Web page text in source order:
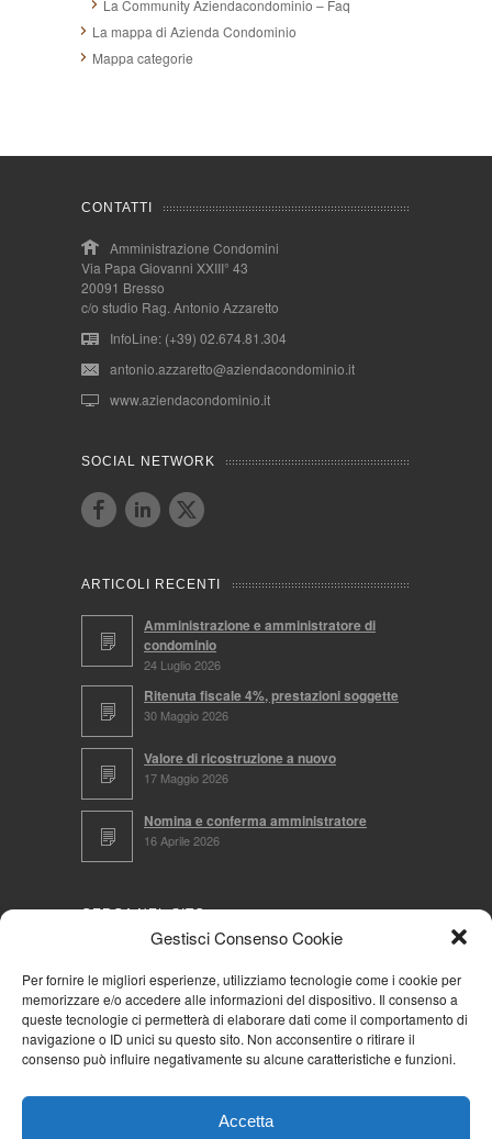
Gestisci Consenso Cookie
Per fornire le migliori esperienze, utilizziamo tecnologie come i cookie per
memorizzare e/o accedere alle informazioni del dispositivo. Il consenso a
queste tecnologie ci permetterà di elaborare dati come il comportamento di
navigazione o ID unici su questo sito. Non acconsentire o ritirare il
consenso può influire negativamente su alcune caratteristiche e funzioni.
Accetta
La Community Aziendacondominio – Faq
La mappa di Azienda Condominio
Mappa categorie
CONTATTI
Amministrazione Condomini
Via Papa Giovanni XXIII° 43
20091 Bresso
c/o studio Rag. Antonio Azzaretto
InfoLine: (+39) 02.674.81.304
antonio.azzaretto@aziendacondominio.it
www.aziendacondominio.it
SOCIAL NETWORK
ARTICOLI RECENTI
Amministrazione e amministratore di
condominio
24 Luglio 2026
Ritenuta fiscale 4%, prestazioni soggette
30 Maggio 2026
Valore di ricostruzione a nuovo
17 Maggio 2026
Nomina e conferma amministratore
16 Aprile 2026
CERCA NEL SITO
NAVIGA PER
Mappa completa
Cookie Policy (UE)